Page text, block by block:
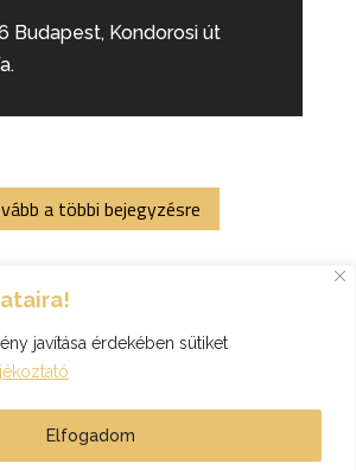
javítása érdekében sütiket
Elfogadom
Budapest, Kondorosi út
a többi bejegyzésre
- Minden jog fenntartva! - 2026.